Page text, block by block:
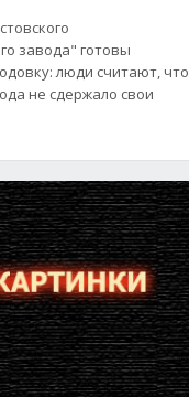
завода" готовы
люди считают, что
не сдержало свои